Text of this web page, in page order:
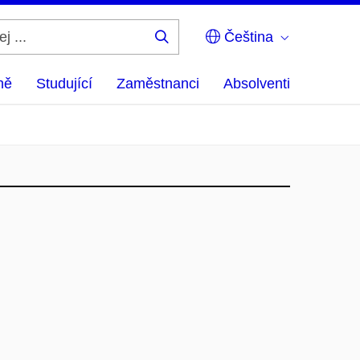
Čeština
Studující Zaměstnanci Absolventi